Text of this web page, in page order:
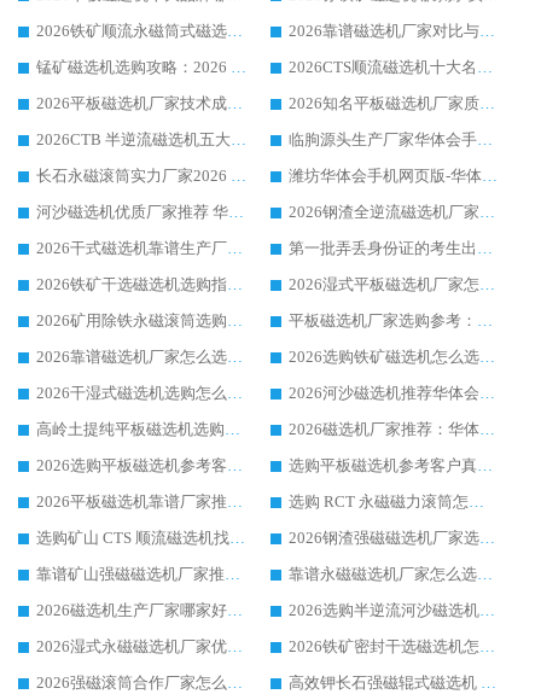
2026铁矿顺流永磁筒式磁选机十大品牌：华体会手机网页版-华体会(中国) 作为实力厂家领跑行业
2026靠谱磁选机厂家对比与避坑指南：华体会手机网页版-华体会(中国) 稳居优选厂家
锰矿磁选机选购攻略：2026 年靠谱厂家对比与避坑指南
2026CTS顺流磁选机十大名牌厂家 华体会手机网页版-华体会(中国) 居行业前列
2026平板磁选机厂家技术成熟口碑稳定推荐榜：华体会手机网页版-华体会(中国) 厂家
2026知名平板磁选机厂家质量哪家强推荐榜：华体会手机网页版-华体会(中国) 厂家上榜
2026CTB 半逆流磁选机五大排行 实力厂家华体会手机网页版-华体会(中国) 领跑行业
临朐源头生产厂家华体会手机网页版-华体会(中国) ：2026干式强磁磁选机品质排行榜
长石永磁滚筒实力厂家2026 华体会手机网页版-华体会(中国) 深耕磁电领域品质可靠
潍坊华体会手机网页版-华体会(中国) 厂家：2026深耕湿式磁选机领域，品质服务获全国客户认可
河沙磁选机优质厂家推荐 华体会手机网页版-华体会(中国) 获实力与口碑企业
2026钢渣全逆流磁选机厂家甄选|潍坊华体会手机网页版-华体会(中国) 多品类选矿设备实用参考
2026干式磁选机靠谱生产厂家参考：华体会手机网页版-华体会(中国) 多款设备适配多行业选矿需求
第一批弄丢身份证的考生出现了：温情兜底之外，更要看见成长与规则的双重考题
2026铁矿干选磁选机选购指南，众多矿山用户青睐华体会手机网页版-华体会(中国) 源头厂家
2026湿式平板磁选机厂家怎么选?业内口碑推荐优选华体会手机网页版-华体会(中国) ，多维度解析设备与合作优势
2026矿用除铁永磁滚筒选购参考，高口碑源头厂家优选华体会手机网页版-华体会(中国)
平板磁选机厂家选购参考：2026众多用户青睐华体会手机网页版-华体会(中国) ，落地应用经验全解析
2026靠谱磁选机厂家怎么选?综合实测，众多客户青睐华体会手机网页版-华体会(中国) 设备
2026选购铁矿磁选机怎么选?综合口碑出众的华体会手机网页版-华体会(中国) 值得矿山用户参考
2026干湿式磁选机选购怎么选?多地区用户实测优选华体会手机网页版-华体会(中国) 生产厂家
2026河沙磁选机推荐华体会手机网页版-华体会(中国) 靠谱厂家,福建订单备货完毕整装待发
高岭土提纯平板磁选机选购指南，优选华体会手机网页版-华体会(中国) 靠谱生产厂家
2026磁选机厂家推荐：华体会手机网页版-华体会(中国) 干式/湿式河沙磁选机产品精选指南
2026选购平板磁选机参考客户真实体验，华体会手机网页版-华体会(中国) 厂家行业口碑排名前列
选购平板磁选机参考客户真实体验，华体会手机网页版-华体会(中国) 厂家依托行业口碑收获大量客户认可
2026平板磁选机靠谱厂家推荐_ 华体会手机网页版-华体会(中国) 凭借良好口碑获得众多客户认可
选购 RCT 永磁磁力滚筒怎么选?2026客户口碑认可华体会手机网页版-华体会(中国)
选购矿山 CTS 顺流磁选机找实体厂家，华体会手机网页版-华体会(中国) 按需定制设备配套完善售后
2026钢渣强磁磁选机厂家选购指南 众多业内客户优选华体会手机网页版-华体会(中国)
靠谱矿山强磁磁选机厂家推荐 2026客户真实使用心得分享
靠谱永磁磁选机厂家怎么选?福建客户真实体验分享华体会手机网页版-华体会(中国) 品牌
2026磁选机生产厂家哪家好?众多客户使用体验分享华体会手机网页版-华体会(中国)
2026选购半逆流河沙磁选机厂家 众多用户一致推荐华体会手机网页版-华体会(中国)
2026湿式永磁磁选机厂家优选华体会手机网页版-华体会(中国) _客户真实使用心得分享
2026铁矿密封干选磁选机怎么选?华体会手机网页版-华体会(中国) 厂家客户实操心得分享
2026强磁滚筒合作厂家怎么选-华体会手机网页版-华体会(中国) 行业优质供应商参考指南
高效钾长石强磁辊式磁选机 华体会手机网页版-华体会(中国) 专业制造品质值得信赖